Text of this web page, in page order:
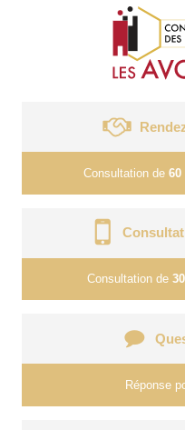
Consultation de60
Consultation de
Réponse